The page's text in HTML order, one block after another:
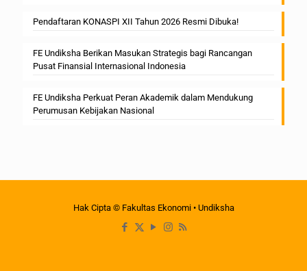
Pendaftaran KONASPI XII Tahun 2026 Resmi Dibuka!
FE Undiksha Berikan Masukan Strategis bagi Rancangan
Pusat Finansial Internasional Indonesia
FE Undiksha Perkuat Peran Akademik dalam Mendukung
Perumusan Kebijakan Nasional
Hak Cipta © Fakultas Ekonomi • Undiksha